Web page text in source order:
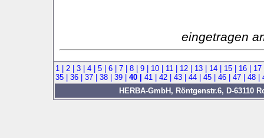
eingetragen
1 | 2 | 3 | 4 | 5 | 6 | 7 | 8 | 9 | 10 | 11 | 12 | 13 | 14 | 15 | 16 |
35 | 36 | 37 | 38 | 39 | 40 | 41 | 42 | 43 | 44 | 45 | 46 | 47 | 48 |
HERBA-GmbH, Röntgenstr.6, D-63110